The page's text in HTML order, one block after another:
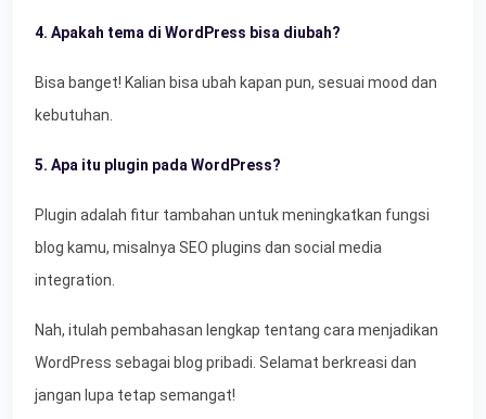
4. Apakah tema di WordPress bisa diubah?
Bisa banget! Kalian bisa ubah kapan pun, sesuai mood dan
kebutuhan.
5. Apa itu plugin pada WordPress?
Plugin adalah fitur tambahan untuk meningkatkan fungsi
blog kamu, misalnya SEO plugins dan social media
integration.
Nah, itulah pembahasan lengkap tentang cara menjadikan
WordPress sebagai blog pribadi. Selamat berkreasi dan
jangan lupa tetap semangat!